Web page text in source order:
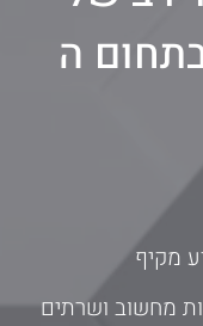
ה
מקיף
מחשוב ושרתים